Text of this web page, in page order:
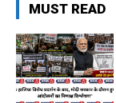
MUST READ